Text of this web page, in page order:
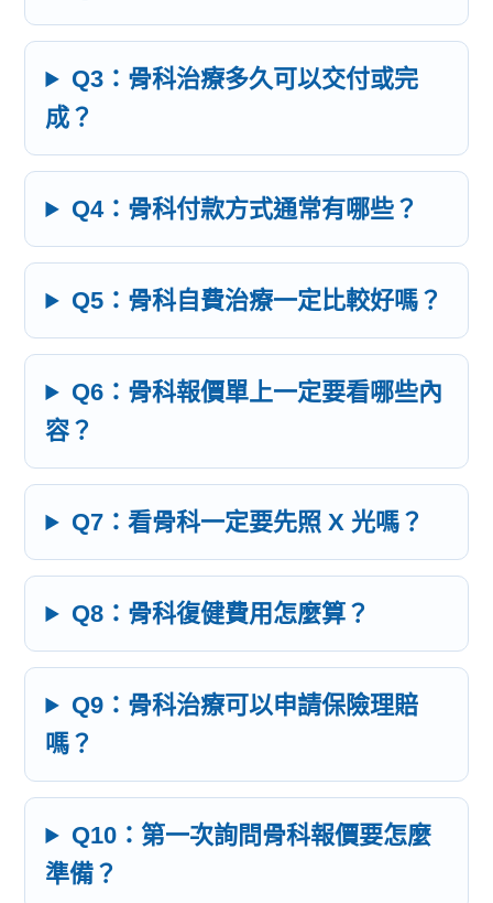
Q3：骨科治療多久可以交付或完
成？
Q4：骨科付款方式通常有哪些？
Q5：骨科自費治療一定比較好嗎？
Q6：骨科報價單上一定要看哪些內
容？
Q7：看骨科一定要先照 X 光嗎？
Q8：骨科復健費用怎麼算？
Q9：骨科治療可以申請保險理賠
嗎？
Q10：第一次詢問骨科報價要怎麼
準備？